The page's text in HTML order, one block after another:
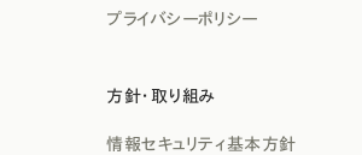
プライバシーポリシー
方針・取り組み
情報セキュリティ基本方針